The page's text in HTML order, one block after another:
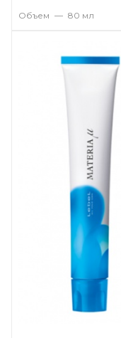
Объем — 80 мл